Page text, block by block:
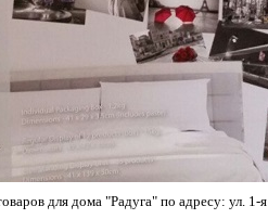
для дома "Радуга" по адресу: ул. 1-